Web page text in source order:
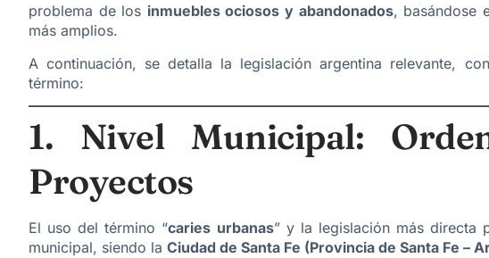
problema de los inmuebles ociosos y abandonados, basándose
más amplios.
A continuación, se detalla la legislación argentina relevante,
término:
1. Nivel Municipal:
Proyectos
El uso del término “caries urbanas” y la legislación más directa
municipal, siendo la Ciudad de Santa Fe (Provincia de Santa Fe –